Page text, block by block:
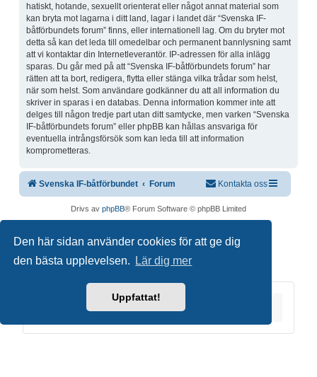
Den här sidan använder cookies för att ge dig
den bästa upplevelsen.
Lär dig mer
Uppfattat!
hatiskt, hotande, sexuellt orienterat eller något annat material som
kan bryta mot lagarna i ditt land, lagar i landet där “Svenska IF-
båtförbundets forum” finns, eller internationell lag. Om du bryter mot
detta så kan det leda till omedelbar och permanent bannlysning samt
att vi kontaktar din Internetleverantör. IP-adressen för alla inlägg
sparas. Du går med på att “Svenska IF-båtförbundets forum” har
rätten att ta bort, redigera, flytta eller stänga vilka trådar som helst,
när som helst. Som användare godkänner du att all information du
skriver in sparas i en databas. Denna information kommer inte att
delges till någon tredje part utan ditt samtycke, men varken “Svenska
IF-båtförbundets forum” eller phpBB kan hållas ansvariga för
eventuella intrångsförsök som kan leda till att information
komprometteras.
Svenska IF-båtförbundet Forum Kontakta oss
Drivs av phpBB® Forum Software © phpBB Limited
Du är här: